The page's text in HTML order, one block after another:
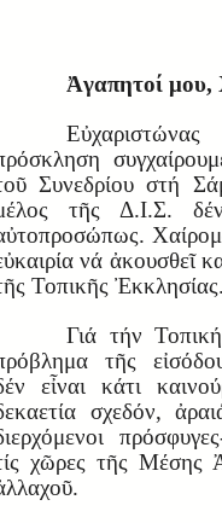
Ἀγαπητοί μου,
Συνεδρίου στή
τῆς Δ.Ι.Σ.
νά ἀκουσθεῖ
Τοπικῆς Ἐκκλησίας.
Γιά τήν
τῆς
εἶναι κάτι
σχεδόν,
χῶρες τῆς Μέσης